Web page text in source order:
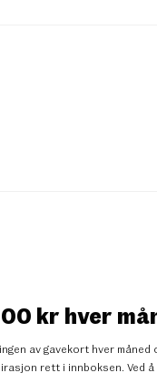
kr hver
av gavekort hver
rett i innboksen. Ved